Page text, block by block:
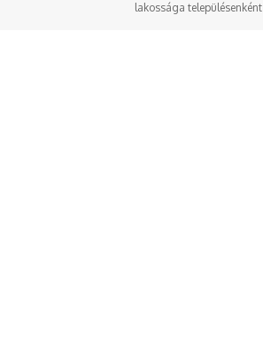
lakossága településenként